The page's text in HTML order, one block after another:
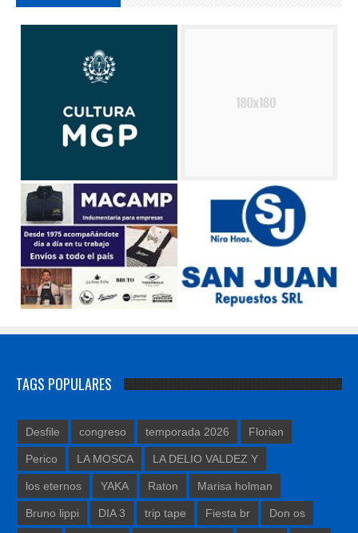
TAGS POPULARES
Desfile congreso temporada 2026 Florian
Perico LA MOSCA LA DELIO VALDEZ Y
los eternos YAKA Raton Marisa holman
Bruno lippi DIA 3 trip tape Fiesta br Don os